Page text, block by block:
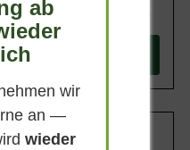
In den
ab
wir
an —
wieder